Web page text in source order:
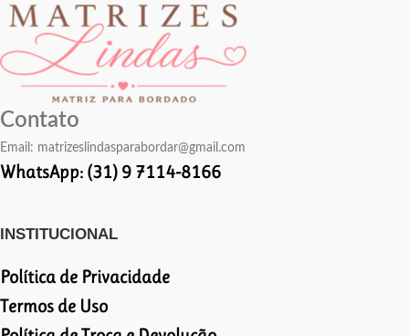
Contato
Email: matrizeslindasparabordar@gmail.com
WhatsApp: (31) 9 7114-8166
INSTITUCIONAL
Política de Privacidade
Termos de Uso